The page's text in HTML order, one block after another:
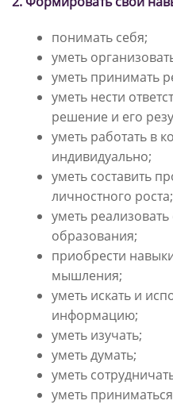
понимать себя;
уметь
уметь принимать
уметь нести
решение и его
уметь работать в
индивидуально;
уметь составить
личностного роста;
уметь
образования;
приобрести
мышления;
уметь искать и
информацию;
уметь изучать;
уметь думать;
уметь
уметь